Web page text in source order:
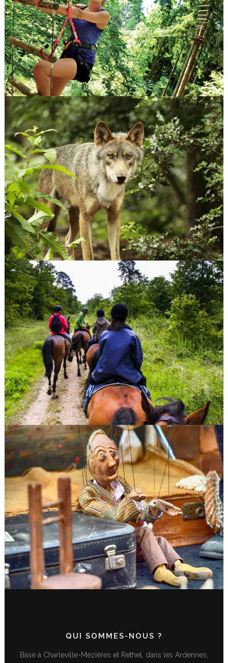
ARDENNES TERRE D’AVENTURES
PARC ARGONNE DÉCOUVERTE
GUIDE DES CRETES PREARDENNAISSES 2017
QUI SOMMES-NOUS ?
Basé à Charleville-Mézières et Rethel, dans les Ardennes,